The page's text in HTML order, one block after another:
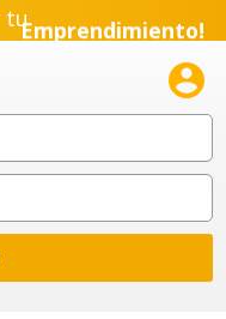
tuEmprendimiento!
